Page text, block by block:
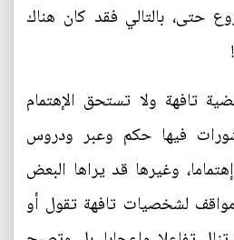
حتى، بالتالي فقد كان هناك
تافهة ولا تستحق الإهتمام
فيها حكم وعبر ودروس
وغيرها قد يراها البعض
مواقف لشخصيات تافهة تقول أو